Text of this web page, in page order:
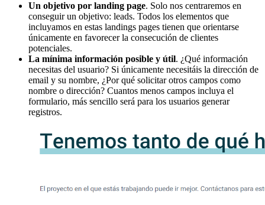
Un objetivo por landing page. Solo nos centraremos en
conseguir un objetivo: leads. Todos los elementos que
incluyamos en estas landings pages tienen que orientarse
únicamente en favorecer la consecución de clientes
potenciales.
La mínima información posible y útil. ¿Qué información
necesitas del usuario? Si únicamente necesitáis la dirección de
email y su nombre, ¿Por qué solicitar otros campos como
nombre o dirección? Cuantos menos campos incluya el
formulario, más sencillo será para los usuarios generar
registros.